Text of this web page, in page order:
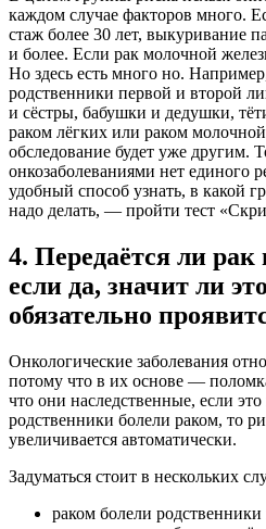
каждом случае факторов много.
стаж более 30 лет, выкуривание
и более. Если рак молочной
Но здесь есть много но‎.
родственники первой и второй
и сёстры, бабушки и дедушки,
раком лёгких или раком
обследование будет уже другим.
онкозаболеваниями нет единого
удобный способ узнать, в какой
надо делать, — пройти тест
4. Передаётся ли рак
если да, значит ли
обязательно
Онкологические заболевания
потому что в их основе —
что они наследственные, если
родственники болели раком, то
увеличивается автоматически.
Задуматься стоит в нескольких
раком болели